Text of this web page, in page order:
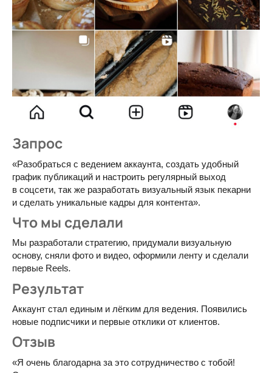
Запрос
«Разобраться с ведением аккаунта, создать удобный
график публикаций и настроить регулярный выход
в соцсети, так же разработать визуальный язык пекарни
и сделать уникальные кадры для контента».
Что мы сделали
Мы разработали стратегию, придумали визуальную
основу, сняли фото и видео, оформили ленту и сделали
первые Reels.
Результат
Аккаунт стал единым и лёгким для ведения. Появились
новые подписчики и первые отклики от клиентов.
Отзыв
«Я очень благодарна за это сотрудничество с тобой!